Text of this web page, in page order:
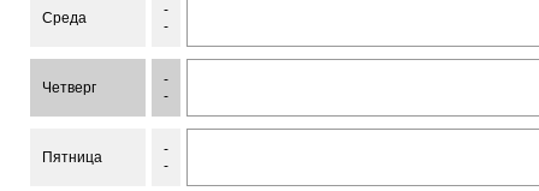
Среда
-
-
Четверг
-
-
Пятница
-
-